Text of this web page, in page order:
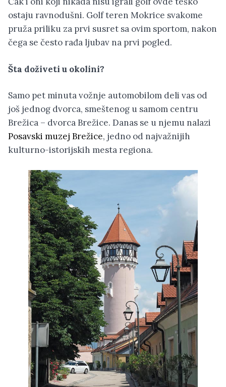
ostaju ravnodušni. Golf teren Mokrice svakome
pruža priliku za prvi susret sa ovim sportom, nakon
čega se često rađa ljubav na prvi pogled.
Šta doživeti u okolini?
Samo pet minuta vožnje automobilom deli vas od
još jednog dvorca, smeštenog u samom centru
Brežica – dvorca Brežice. Danas se u njemu nalazi
Posavski muzej Brežice, jedno od najvažnijih
kulturno-istorijskih mesta regiona.